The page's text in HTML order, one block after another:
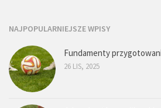
NAJPOPULARNIEJSZE WPISY
Fundamenty
26 LIS, 2025